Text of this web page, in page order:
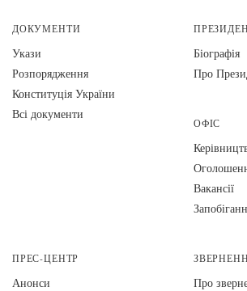
ДОКУМЕНТИ
Укази
Розпорядження
Конституція України
Всі документи
Біографія
Про
ОФІС
Вакансії
ПРЕС-ЦЕНТР
Анонси
Про